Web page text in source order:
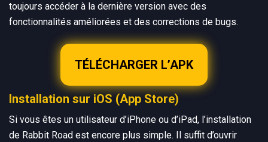
toujours accéder à la dernière version avec des
fonctionnalités améliorées et des corrections de bugs.
TÉLÉCHARGER L’APK
Installation sur iOS (App Store)
Si vous êtes un utilisateur d’iPhone ou d’iPad, l’installation
de Rabbit Road est encore plus simple. Il suffit d’ouvrir